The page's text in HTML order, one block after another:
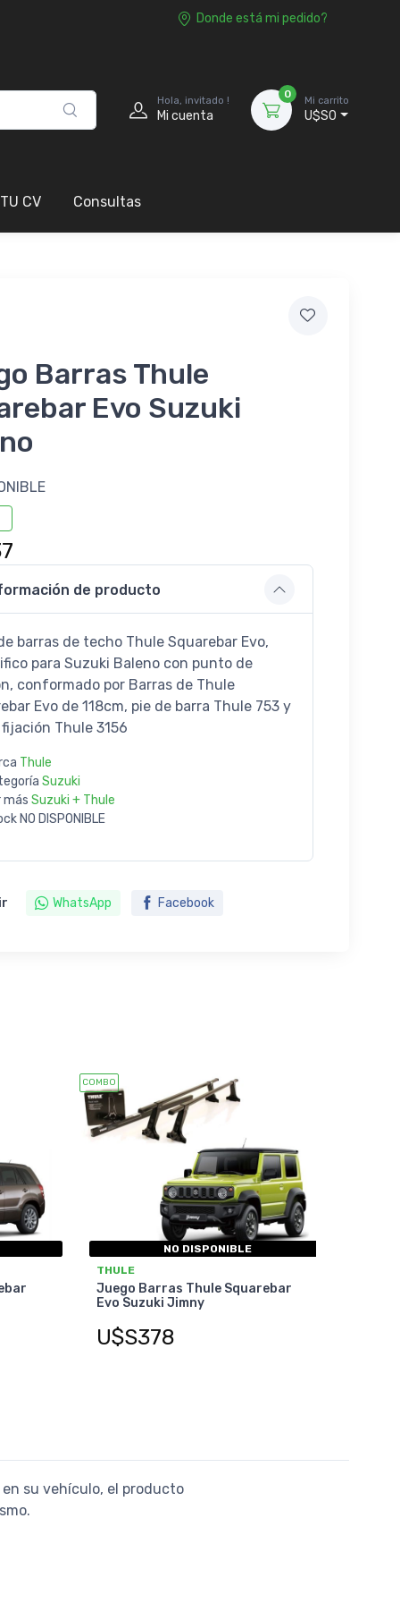
Donde está mi pedido?
Hola, invitado !
Mi cuenta
0
Mi carrito
U$S0
CV Consultas
Barras Thule
Evo Suzuki
de producto
barras de techo Thule Squarebar Evo,
para Suzuki Baleno con punto de
conformado por Barras de Thule
Evo de 118cm, pie de barra Thule 753 y
Thule 3156
Thule
Suzuki
más Suzuki + Thule
NO DISPONIBLE
WhatsApp Facebook
COMBO
NO DISPONIBLE
THULE
Juego Barras Thule Squarebar
Evo Suzuki Jimny
U$S378
su vehículo, el producto